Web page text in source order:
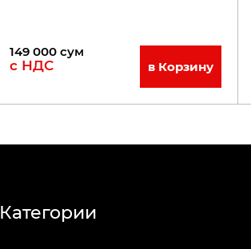
149 000 сум
с НДС в Корзину
Категории